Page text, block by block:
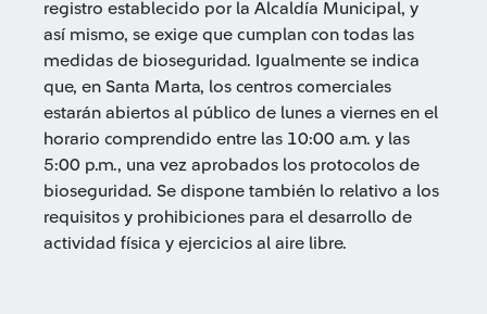
registro establecido por la Alcaldía Municipal, y
así mismo, se exige que cumplan con todas las
medidas de bioseguridad. Igualmente se indica
que, en Santa Marta, los centros comerciales
estarán abiertos al público de lunes a viernes en el
horario comprendido entre las 10:00 a.m. y las
5:00 p.m., una vez aprobados los protocolos de
bioseguridad. Se dispone también lo relativo a los
requisitos y prohibiciones para el desarrollo de
actividad física y ejercicios al aire libre.